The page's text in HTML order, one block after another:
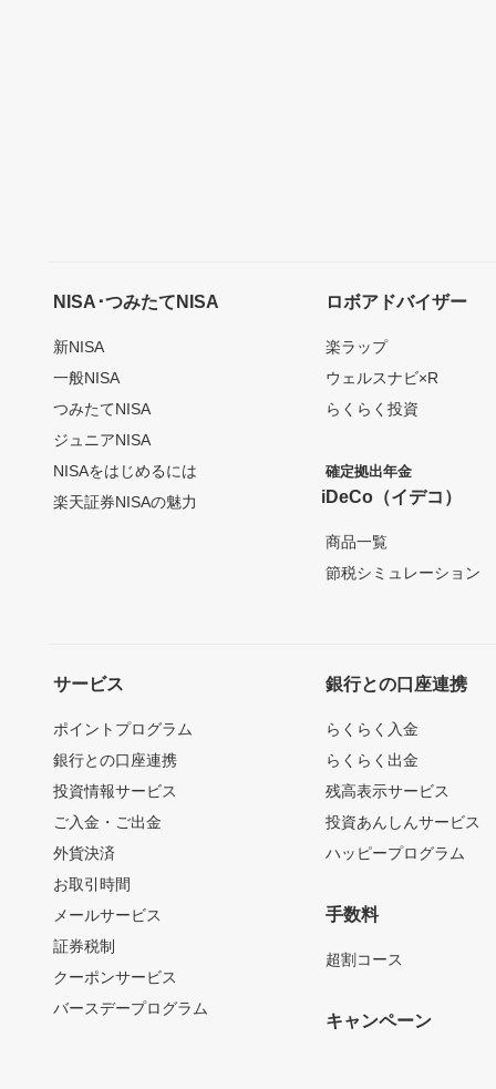
NISA･つみたてNISA
新NISA
一般NISA
つみたてNISA
ジュニアNISA
NISAをはじめるには
楽天証券NISAの魅力
ロボアドバイザー
楽ラップ
ウェルスナビ×R
らくらく投資
確定拠出年金
iDeCo（イデコ）
商品一覧
節税シミュレーション
サービス
ポイントプログラム
銀行との口座連携
投資情報サービス
ご入金・ご出金
外貨決済
お取引時間
メールサービス
証券税制
クーポンサービス
バースデープログラム
銀行との口座連携
らくらく入金
らくらく出金
残高表示サービス
投資あんしんサービス
ハッピープログラム
手数料
超割コース
キャンペーン